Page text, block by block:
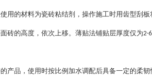
用的材料为瓷砖粘结剂，操作施工时用齿型刮
砖的高度，依次上移。薄贴法铺贴层厚度仅为2-
产品，使用时按比例加水调配后具备一定的柔